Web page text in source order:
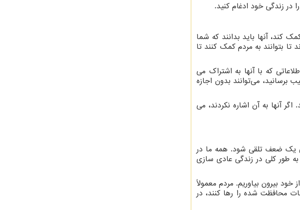
زندگی خود ادغام کنید.
کند، آنها باید بدانند که شما
بتوانند به مردم کمک کنند تا
که با آنها به اشتراک می
برسانید، می‌توانند بدون اجازه
آنها به آن اشاره نکردند، می
یک ضعف تلقی شود. همه ما در
طور کلی در زندگی عادی سازی
بیرون بیاوریم. مردم معمولاً
محافظت شده را رها کنند، در